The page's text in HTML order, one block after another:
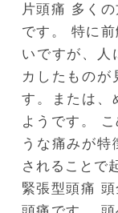
片頭痛 多く
です。
特に
いですが、人
カしたものが
す。または、
ようです。
うな痛みが
されることで
緊張型頭痛